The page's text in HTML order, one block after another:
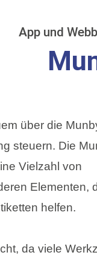
App und
über die
steuern. Die
Vielzahl von
Elementen,
helfen.
da viele